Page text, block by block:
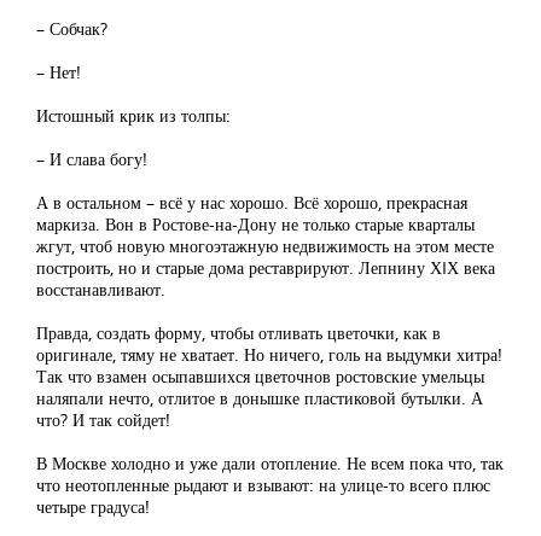
– Собчак?
– Нет!
Истошный крик из толпы:
– И слава богу!
А в остальном – всё у нас хорошо. Всё хорошо, прекрасная
маркиза. Вон в Ростове-на-Дону не только старые кварталы
жгут, чтоб новую многоэтажную недвижимость на этом месте
построить, но и старые дома реставрируют. Лепнину ХIХ века
восстанавливают.
Правда, создать форму, чтобы отливать цветочки, как в
оригинале, тяму не хватает. Но ничего, голь на выдумки хитра!
Так что взамен осыпавшихся цветочнов ростовские умельцы
наляпали нечто, отлитое в донышке пластиковой бутылки. А
что? И так сойдет!
В Москве холодно и уже дали отопление. Не всем пока что, так
что неотопленные рыдают и взывают: на улице-то всего плюс
четыре градуса!